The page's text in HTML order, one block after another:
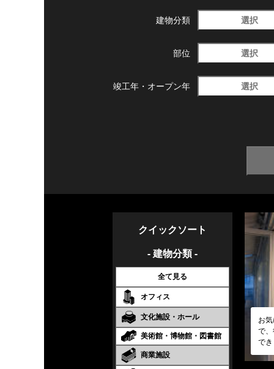
建物分類 選択
部位 選択
竣工年・ オープン年 選択
クイックソート
- 建物分類 -
全て見る
オフィス
文化施設・ホール
美術館・博物館・図書館
商業施設
お
で
で